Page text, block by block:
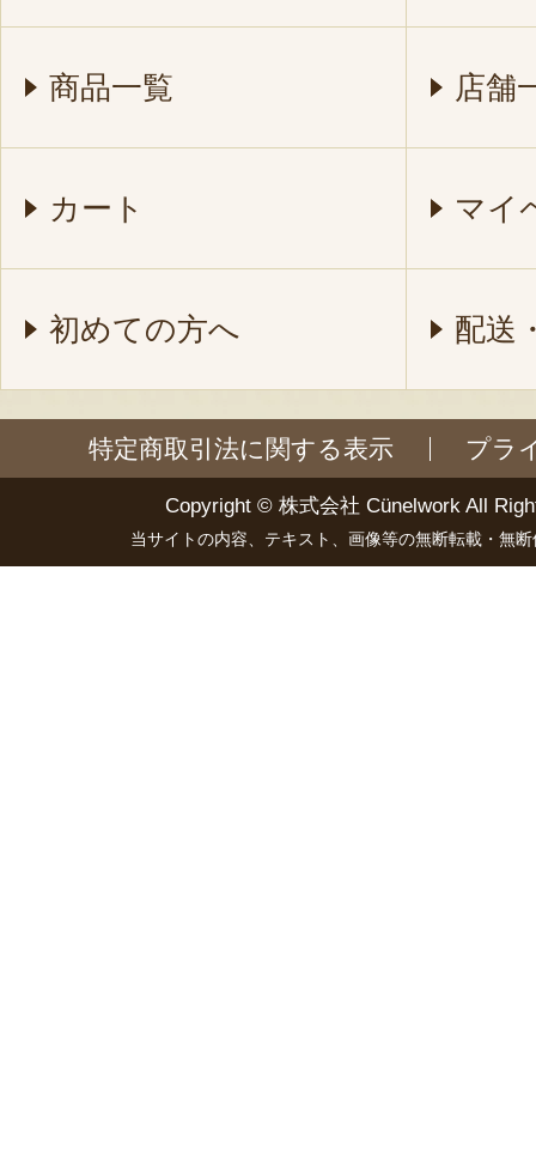
商品一覧 店舗
カート マイ
初めての方へ 配送
特定商取引法に関する表示 プラ
Copyright © 株式会社 Cünelwork All
当サイトの内容、テキスト、画像等の無断転載・無